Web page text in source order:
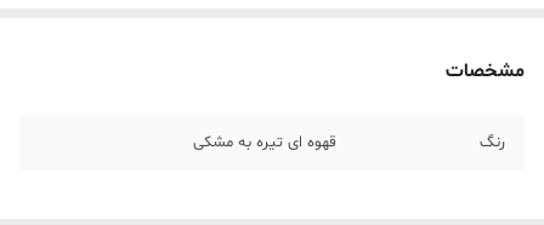
مشخصات
رنگ قهوه ای تیره به مشکی